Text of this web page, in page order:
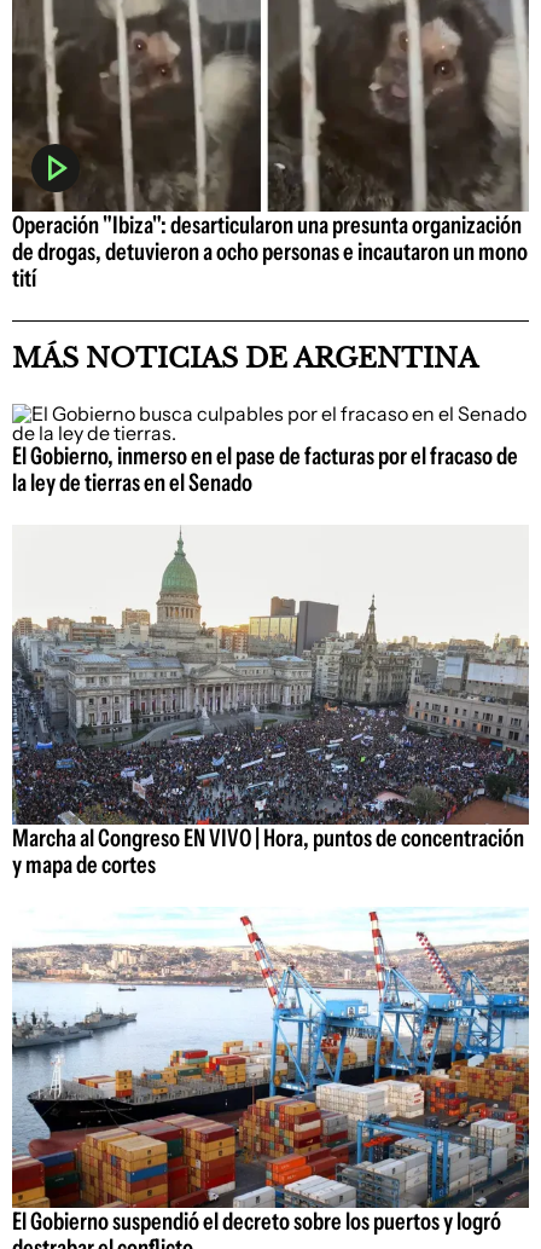
Operación "Ibiza": desarticularon una presunta organización
de drogas, detuvieron a ocho personas e incautaron un mono
tití
MÁS NOTICIAS DE ARGENTINA
El Gobierno, inmerso en el pase de facturas por el fracaso de
la ley de tierras en el Senado
Marcha al Congreso EN VIVO | Hora, puntos de concentración
y mapa de cortes
El Gobierno suspendió el decreto sobre los puertos y logró